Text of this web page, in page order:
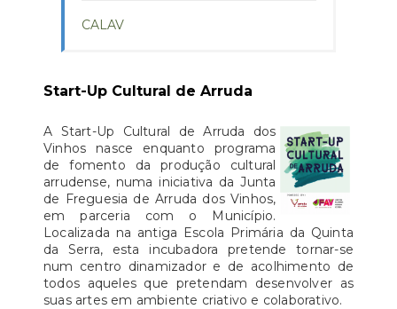
CALAV
Start-Up Cultural de Arruda
A Start-Up Cultural de Arruda dos
Vinhos nasce enquanto programa
de fomento da produção cultural
arrudense, numa iniciativa da Junta
de Freguesia de Arruda dos Vinhos,
em parceria com o Município.
Localizada na antiga Escola Primária da Quinta
da Serra, esta incubadora pretende tornar-se
num centro dinamizador e de acolhimento de
todos aqueles que pretendam desenvolver as
suas artes em ambiente criativo e colaborativo.